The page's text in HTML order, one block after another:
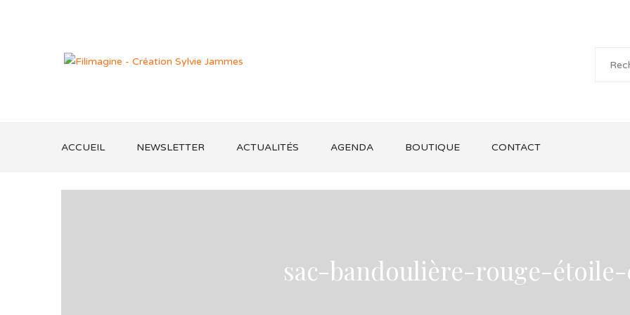
ACCUEIL NEWSLETTER ACTUALITÉS AGENDA BOUTIQUE CONTACT
sac-bandoulière-rouge-étoile-